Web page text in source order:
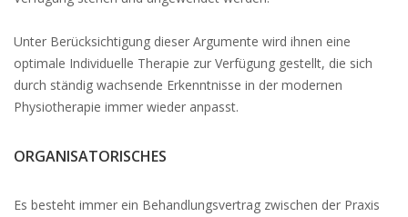
Unter Berücksichtigung dieser Argumente wird ihnen eine
optimale Individuelle Therapie zur Verfügung gestellt, die sich
durch ständig wachsende Erkenntnisse in der modernen
Physiotherapie immer wieder anpasst.
ORGANISATORISCHES
Es besteht immer ein Behandlungsvertrag zwischen der Praxis